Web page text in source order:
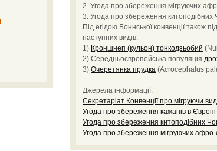
2. Угода про збереження мігруючих
3. Угода про збереження китоподібних
Під егідою Боннської конвенції
наступних видів:
1) Кроншнеп (кульон) тонкодзьобий
2) Середньоєвропейська популяція
3) Очеретянка прудка (Acrocephalus
Джерела інформації:
Секретаріат Конвенції про мігруючи
Угода про збереження кажанів в
Угода про збереження китоподібних
Угода про збереження мігруючих афро-